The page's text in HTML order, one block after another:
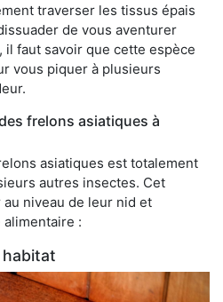
traverser les tissus épais
de vous aventurer
il faut savoir que cette espèce
vous piquer à plusieurs
frelons asiatiques à
asiatiques est totalement
autres insectes. Cet
niveau de leur nid et
:
habitat